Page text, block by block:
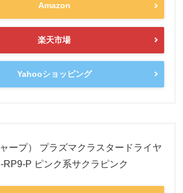
Amazon
楽天市場
Yahooショッピング
ープ） プラズマクラスタードライヤ
RP9-P ピンク系サクラピンク